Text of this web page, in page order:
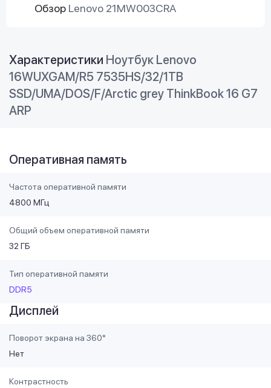
Обзор Lenovo 21MW003CRA
Характеристики Ноутбук Lenovo
16WUXGAM/R5 7535HS/32/1TB
SSD/UMA/DOS/F/Arctic grey ThinkBook 16 G7
ARP
Оперативная память
Частота оперативной памяти
4800 МГц
Общий объем оперативной памяти
32 ГБ
Тип оперативной памяти
DDR5
Дисплей
Поворот экрана на 360°
Нет
Контрастность